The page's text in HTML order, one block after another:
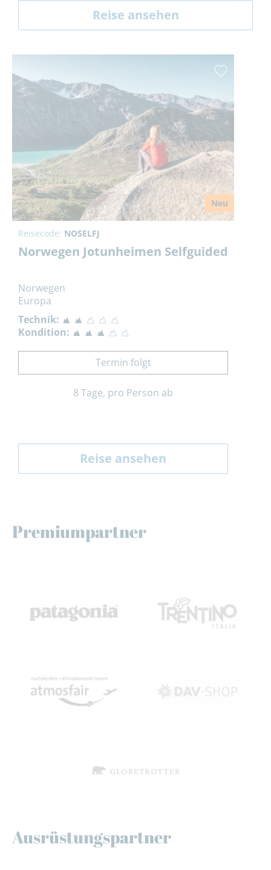
Reise ansehen
Neu
Reisecode: NOSELFJ
Norwegen Jotunheimen Selfguided
Norwegen
Europa
Technik:
Kondition:
Termin folgt
8 Tage, pro Person ab
Reise ansehen
Premiumpartner
Ausrüstungspartner